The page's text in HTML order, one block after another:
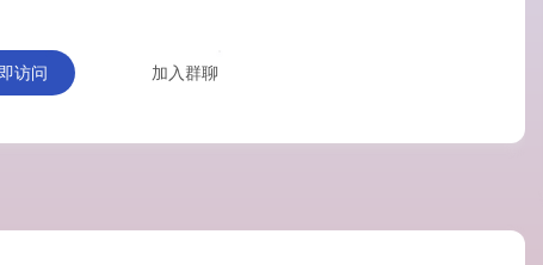
访问 加入群聊